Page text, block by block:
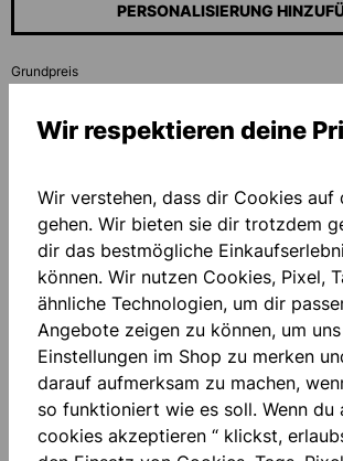
PERSONALISIERUNG
Grundpreis
Menge
IN DEN WARENKORB
Zum Merkzettel hinzufügen
Wir respektieren deine
Wir verstehen, dass dir Cookies auf
gehen. Wir bieten sie dir trotzdem
dir das bestmögliche
können. Wir nutzen Cookies, Pixel,
ähnliche Technologien, um dir
Angebote zeigen zu können, um
Einstellungen im Shop zu merken
darauf aufmerksam zu machen,
so funktioniert wie es soll. Wenn du
cookies akzeptieren “ klickst,